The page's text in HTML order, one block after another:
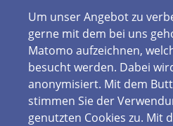
Um unser Angebot zu
gerne mit dem bei uns
Matomo aufzeichnen,
besucht werden. Dabei
anonymisiert. Mit dem
stimmen Sie der
genutzten Cookies zu. Mit